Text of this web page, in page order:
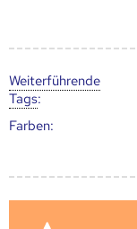
Weiter­führende
Tags:
Farben: